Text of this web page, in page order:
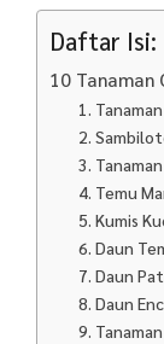
Daftar Isi:
10 Tanaman
1.
2.
3.
4. Temu
5. Kumis
6. Daun
7. Daun
8. Daun
9.